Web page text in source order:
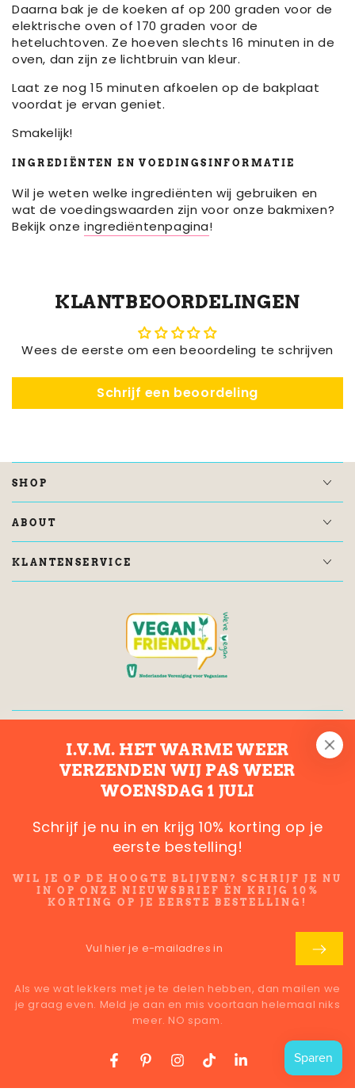
Daarna bak je de koeken af op 200 graden voor de
elektrische oven of 170 graden voor de
heteluchtoven. Ze hoeven slechts 16 minuten in de
oven, dan zijn ze lichtbruin van kleur.
Laat ze nog 15 minuten afkoelen op de bakplaat
voordat je ervan geniet.
Smakelijk!
INGREDIËNTEN EN VOEDINGSINFORMATIE
Wil je weten welke ingrediënten wij gebruiken en
wat de voedingswaarden zijn voor onze bakmixen?
Bekijk onzeingrediëntenpagina!
KLANTBEOORDELINGEN
Wees de eerste om een beoordeling te schrijven
Schrijf een beoordeling
SHOP
ABOUT
KLANTENSERVICE
mailadres
je graag even. Meld je aan en mis voortaan helemaal niks
LATEN WE CONTACT HOUDEN
© 2026 Koek & kruimels, Powered by
Land/regio
België (EUR €)
Betaalmethoden
I.V.M. HET WARME WEER
VERZENDEN WIJ PAS WEER
WOENSDAG 1 JULI
Schrijf je nu in en krijg 10% korting op je
eerste bestelling!
WIL JE OP DE HOOGTE BLIJVEN? SCHRIJF JE NU
IN OP ONZE NIEUWSBRIEF ÉN KRIJG 10%
KORTING OP JE EERSTE BESTELLING!
je
e-
Als we wat lekkers met je te delen hebben, dan mailen we
je graag even. Meld je aan en mis voortaan helemaal niks
meer. NO spam.
FacebookPinterestInstagram
TikTokLinkedIn